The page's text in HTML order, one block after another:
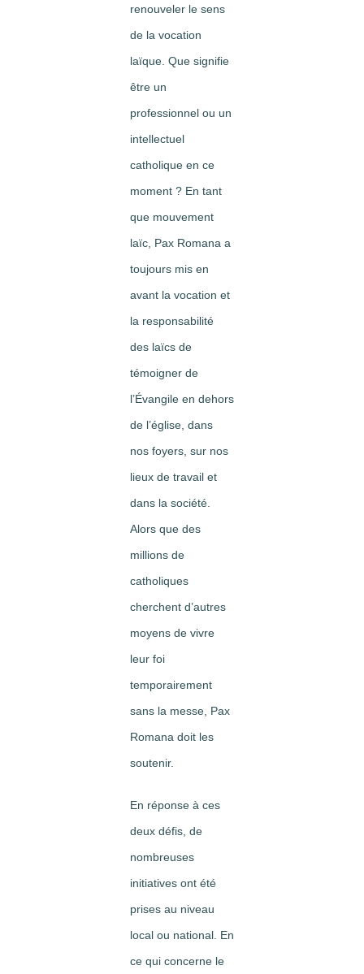
renouveler le sens
de la vocation
laïque. Que signifie
être un
professionnel ou un
intellectuel
catholique en ce
moment ? En tant
que mouvement
laïc, Pax Romana a
toujours mis en
avant la vocation et
la responsabilité
des laïcs de
témoigner de
l’Évangile en dehors
de l’église, dans
nos foyers, sur nos
lieux de travail et
dans la société.
Alors que des
millions de
catholiques
cherchent d’autres
moyens de vivre
leur foi
temporairement
sans la messe, Pax
Romana doit les
soutenir.
En réponse à ces
deux défis, de
nombreuses
initiatives ont été
prises au niveau
local ou national. En
ce qui concerne le